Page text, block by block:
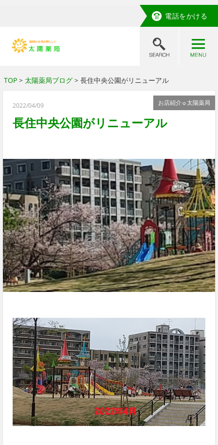
電話をかける
TOP> 太陽薬局ブログ> 長住中央公園がリニューアル
お店紹介☼太陽薬局
2022/04/09
長住中央公園がリニューアル